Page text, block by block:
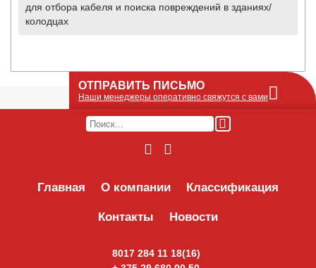
для отбора кабеля и поиска повреждений в зданиях/
колодцах
Главная О компании Классификация
Контакты Новости
8017 284 11 18(16)
ОТПРАВИТЬ ПИСЬМО
Наши менеджеры оперативно свяжутся с вами
Оставьте Ваше сообщение или запрос по
его получим по e-mail и оперативно ответим!